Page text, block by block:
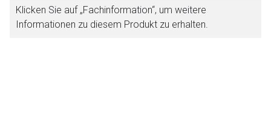
Klicken Sie auf „Fachinformation“, um weitere
Informationen zu diesem Produkt zu erhalten.
Datenschutzbestimmungen.